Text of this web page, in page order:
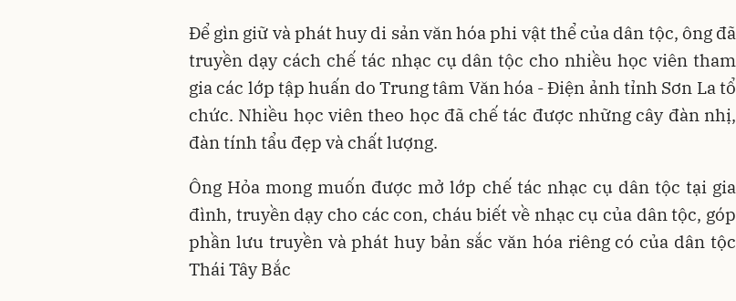
Để gìn giữ và phát huy di sản văn hóa phi vật thể của dân tộc, ông đã
truyền dạy cách chế tác nhạc cụ dân tộc cho nhiều học viên tham
gia các lớp tập huấn do Trung tâm Văn hóa - Điện ảnh tỉnh Sơn La tổ
chức. Nhiều học viên theo học đã chế tác được những cây đàn nhị,
đàn tính tẩu đẹp và chất lượng.
Ông Hỏa mong muốn được mở lớp chế tác nhạc cụ dân tộc tại gia
đình, truyền dạy cho các con, cháu biết về nhạc cụ của dân tộc, góp
phần lưu truyền và phát huy bản sắc văn hóa riêng có của dân tộc
Thái Tây Bắc